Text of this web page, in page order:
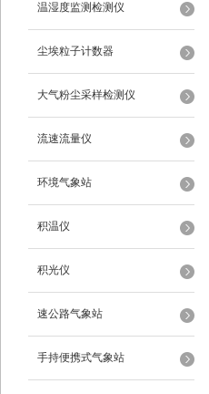
温湿度监测检测仪
尘埃粒子计数器
大气粉尘采样检测仪
流速流量仪
环境气象站
积温仪
积光仪
速公路气象站
手持便携式气象站